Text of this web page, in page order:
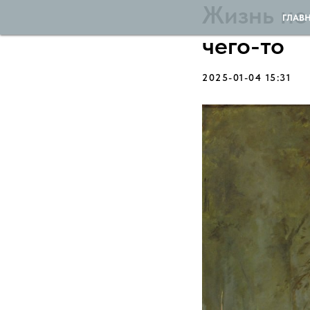
Жизнь не
чего-то
2025-01-04 15:31